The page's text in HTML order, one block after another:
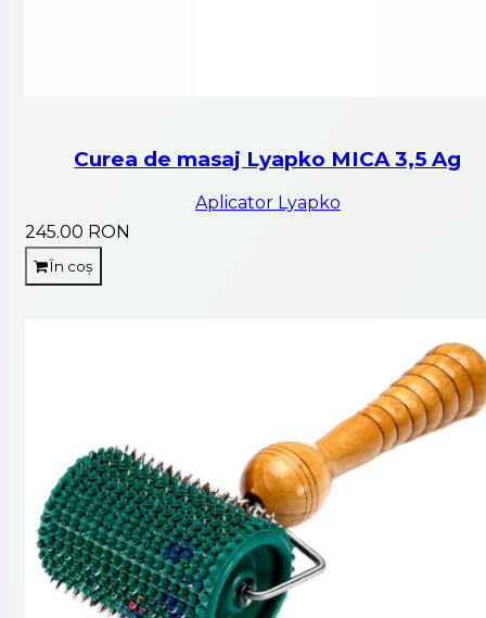
Curea de masaj Lyapko MICA 3,5 Ag
Aplicator Lyapko
245.00 RON
În coș